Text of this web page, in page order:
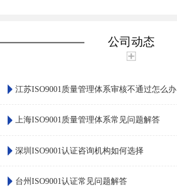
公司动态
江苏ISO9001质量管理体系审核不通过怎么办
上海ISO9001质量管理体系常见问题解答
深圳ISO9001认证咨询机构如何选择
台州ISO9001认证常见问题解答